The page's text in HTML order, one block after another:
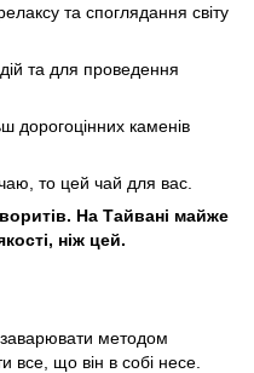
та споглядання світу
та для проведення
дорогоцінних каменів
то цей чай для вас.
На Тайвані майже
ніж цей.
методом
все, що він в собі несе.